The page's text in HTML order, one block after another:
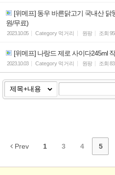
[위메프] 동우 바른닭고기 국내산 닭
원/무료)
2023.10.05 Category 먹거리 원팡 조회
[위메프] 나랑드 제로 사이다245ml
2023.10.03 Category 먹거리 원팡 조회
Prev 1 3 4 5